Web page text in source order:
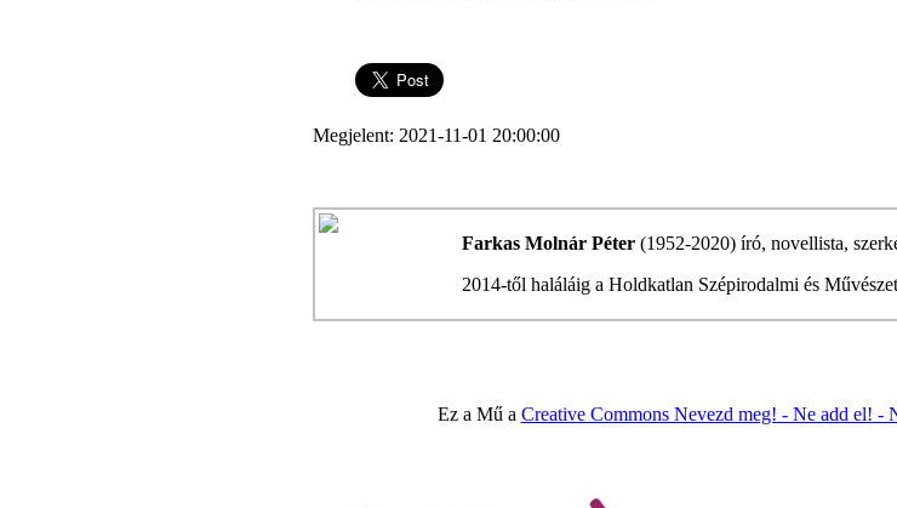
Megjelent: 2021-11-01 20:00:00
Farkas Molnár Péter (1952-2020) író, novellista,
2014-től haláláig a Holdkatlan Szépirodalmi és
Ez a Mű a Creative Commons Nevezd meg! - Ne add el! -